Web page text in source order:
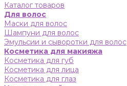
Каталог товаров
Для волос
Маски для волос
Шампуни для волос
Эмульсии и сыворотки для волос
Косметика для макияжа
Косметика для губ
Косметика для лица
Косметика для глаз